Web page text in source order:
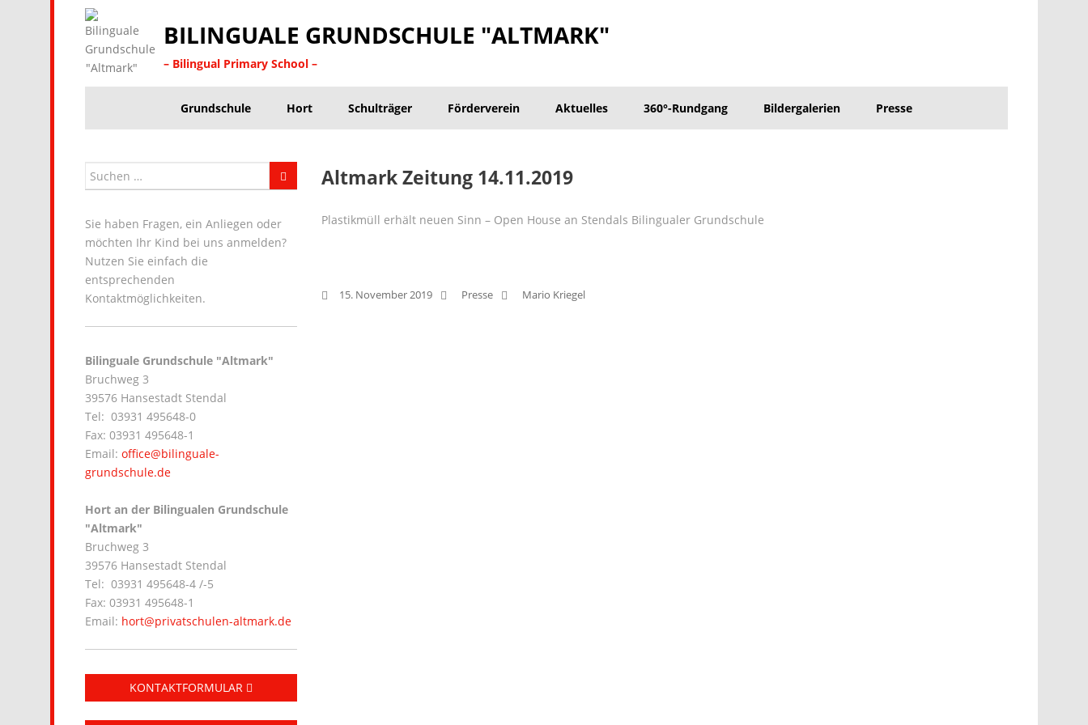
BILINGUALE GRUNDSCHULE "ALTMARK"
– Bilingual Primary School –
Grundschule Hort Schulträger Förderverein Aktuelles 360°-Rundgang Bildergalerien Presse
Sie haben Fragen, ein Anliegen oder
möchten Ihr Kind bei uns anmelden?
Nutzen Sie einfach die
entsprechenden
Kontaktmöglichkeiten.
Bilinguale Grundschule "Altmark"
Bruchweg 3
39576 Hansestadt Stendal
Tel: 03931 495648-0
Fax: 03931 495648-1
Email: office@bilinguale-
grundschule.de
Hort an der Bilingualen Grundschule
"Altmark"
Bruchweg 3
39576 Hansestadt Stendal
Tel: 03931 495648-4 /-5
Fax: 03931 495648-1
Email: hort@privatschulen-altmark.de
KONTAKTFORMULAR
Altmark Zeitung 14.11.2019
Plastikmüll erhält neuen Sinn – Open House an Stendals Bilingualer Grundschule
15. November 2019 Presse Mario Kriegel